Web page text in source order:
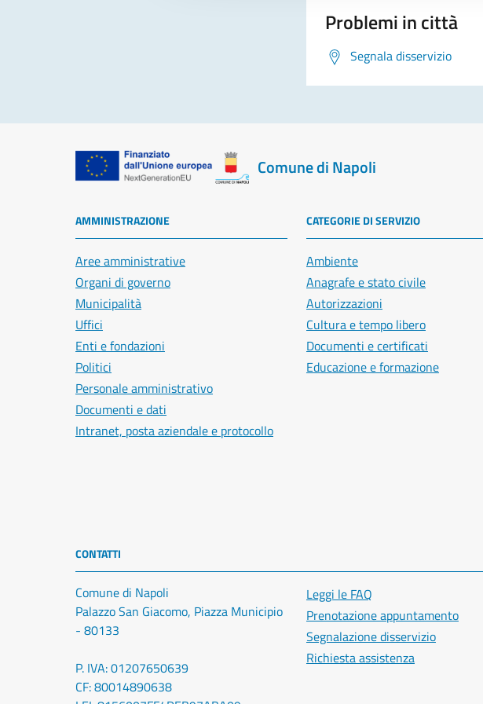
Problemi in città
Segnala disservizio
Comune di Napoli
AMMINISTRAZIONE
Aree amministrative
Organi di governo
Municipalità
Uffici
Enti e fondazioni
Politici
Personale amministrativo
Documenti e dati
Intranet, posta aziendale e protocollo
CATEGORIE DI SERVIZIO
Ambiente
Anagrafe e stato civile
Autorizzazioni
Cultura e tempo libero
Documenti e certificati
Educazione e formazione
CONTATTI
Comune di Napoli
Palazzo San Giacomo, Piazza Municipio
- 80133
P. IVA: 01207650639
CF: 80014890638
Leggi le FAQ
Prenotazione appuntamento
Segnalazione disservizio
Richiesta assistenza